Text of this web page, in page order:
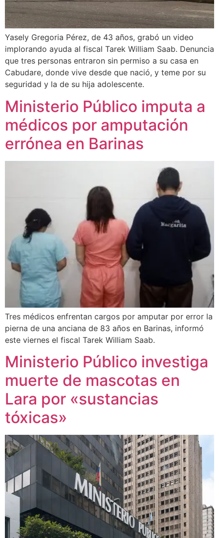
Yasely Gregoria Pérez, de 43 años, grabó un video
implorando ayuda al fiscal Tarek William Saab. Denuncia
que tres personas entraron sin permiso a su casa en
Cabudare, donde vive desde que nació, y teme por su
seguridad y la de su hija adolescente.
Ministerio Público imputa a
médicos por amputación
errónea en Barinas
Tres médicos enfrentan cargos por amputar por error la
pierna de una anciana de 83 años en Barinas, informó
este viernes el fiscal Tarek William Saab.
Ministerio Público investiga
muerte de mascotas en
Lara por «sustancias
tóxicas»